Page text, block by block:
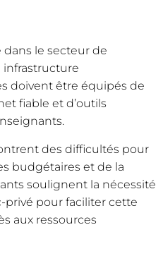
dans le secteur de
infrastructure
doivent être équipés de
fiable et d’outils
des difficultés pour
budgétaires et de la
soulignent la nécessité
privé pour faciliter cette
aux ressources